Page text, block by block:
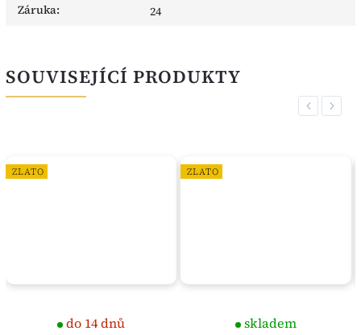
Záruka: 24
SOUVISEJÍCÍ PRODUKTY
Previous
ZLATO
do 14 dnů
ZLATO
skladem
Next